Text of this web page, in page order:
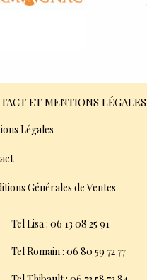
ET MENTIONS LÉGALES
Légales
Générales de Ventes
Tel Lisa : 06 13 08 25 91
Tel Romain : 06 80 59 72 77